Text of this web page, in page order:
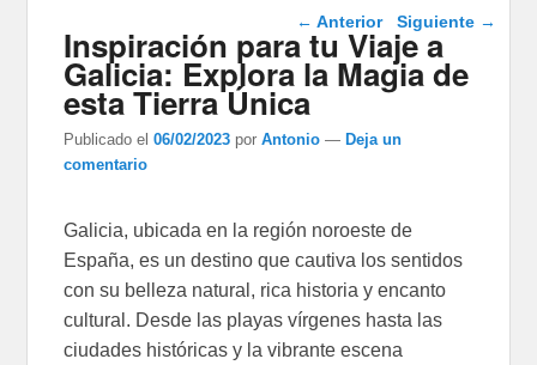
Navegación de
entradas
← Anterior Siguiente →
Inspiración para tu Viaje a
Galicia: Explora la Magia de
esta Tierra Única
Publicado el 06/02/2023 porAntonio —Deja un
comentario
Galicia, ubicada en la región noroeste de
España, es un destino que cautiva los sentidos
con su belleza natural, rica historia y encanto
cultural. Desde las playas vírgenes hasta las
ciudades históricas y la vibrante escena